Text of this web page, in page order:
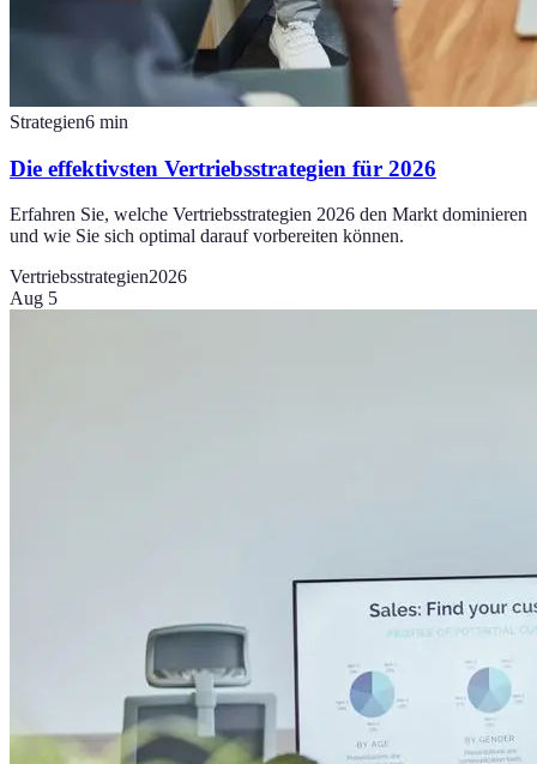
Strategien6 min
Die effektivsten Vertriebsstrategien für 2026
Erfahren Sie, welche Vertriebsstrategien 2026 den Markt dominieren
und wie Sie sich optimal darauf vorbereiten können.
Vertriebsstrategien2026
Aug 5